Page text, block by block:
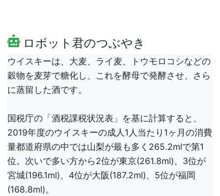
ロボット君のつぶやき
ウイスキーは、大麦、ライ麦、トウモロコシなどの
穀物を麦芽で糖化し、これを酵母で発酵させ、さら
に蒸留した酒です。
国税庁の「酒税課税状況表」を基に計算すると、
2019年度のウイスキーの成人1人当たり1ヶ月の消費
量都道府県の中では山梨が最も多く265.2mlで第1
位。次いで多い方から2位が東京(261.8ml)、3位が
宮城(196.1ml)、4位が大阪(187.2ml)、5位が福岡
(168.8ml)。